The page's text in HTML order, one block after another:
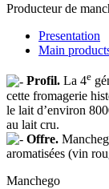
Producteur de
Presentation
Main
Profil. La 4e
cette fromagerie
le lait d’environ
au lait cru.
Offre.
aromatisées (vin
Manchego